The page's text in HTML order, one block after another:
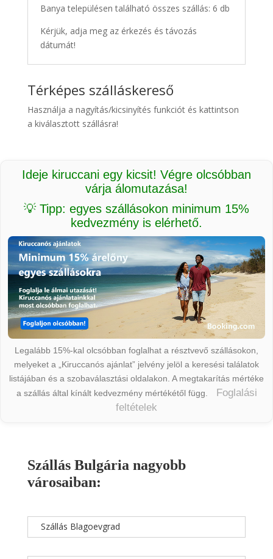
Banya településen található összes szállás: 6 db
Kérjük, adja meg az érkezés és távozás
dátumát!
Térképes szálláskereső
Használja a nagyítás/kicsinyítés funkciót és kattintson
a kiválasztott szállásra!
Ideje kiruccani egy kicsit! Végre olcsóbban
várja álomutazása!
💡 Tipp: egyes szállásokon minimum 15%
kedvezmény is elérhető.
Legalább 15%-kal olcsóbban foglalhat a résztvevő szállásokon,
melyeket a „Kiruccanós ajánlat” jelvény jelöl a keresési találatok
listájában és a szobaválasztási oldalakon. A megtakarítás mértéke
a szállás által kínált kedvezmény mértékétől függ.
Foglalási
feltételek
Szállás Bulgária nagyobb
városaiban:
Szállás Blagoevgrad